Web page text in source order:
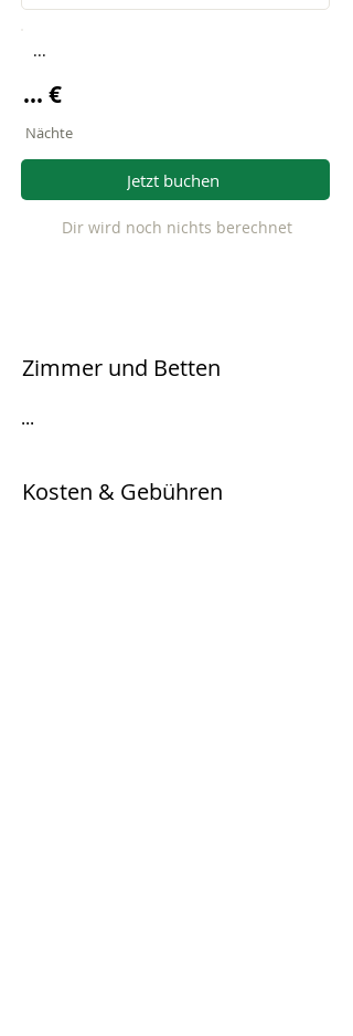
...
... €
Nächte
Jetzt buchen
Dir wird noch nichts berechnet
Zimmer und Betten
...
Kosten & Gebühren